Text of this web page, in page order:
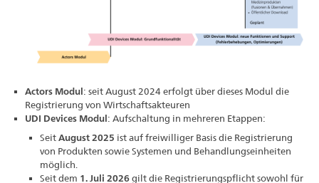
Actors Modul: seit August 2024 erfolgt über dieses Modul die
Registrierung von Wirtschaftsakteuren
UDI Devices Modul: Aufschaltung in mehreren Etappen:
SeitAugust 2025 ist auf freiwilliger Basis die Registrierung
von Produkten sowie Systemen und Behandlungseinheiten
möglich.
Seit dem 1. Juli 2026gilt die Registrierungspflicht sowohl für